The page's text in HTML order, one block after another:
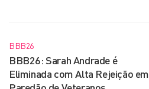
BBB26
BBB26: Sarah Andrade é
Eliminada com Alta Rejeição em